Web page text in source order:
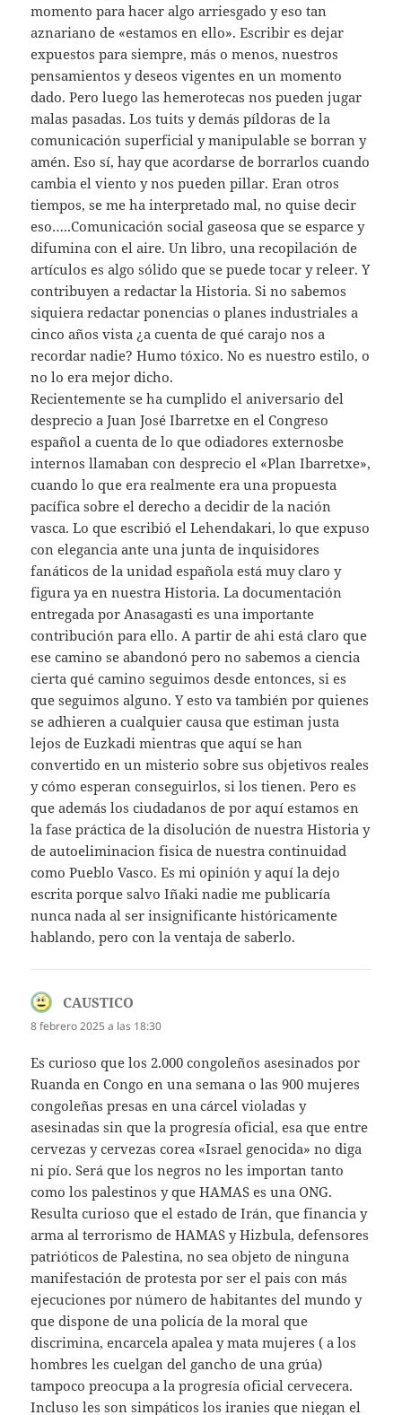
momento para hacer algo arriesgado y eso tan
aznariano de «estamos en ello». Escribir es dejar
expuestos para siempre, más o menos, nuestros
pensamientos y deseos vigentes en un momento
dado. Pero luego las hemerotecas nos pueden jugar
malas pasadas. Los tuits y demás píldoras de la
comunicación superficial y manipulable se borran y
amén. Eso sí, hay que acordarse de borrarlos cuando
cambia el viento y nos pueden pillar. Eran otros
tiempos, se me ha interpretado mal, no quise decir
eso…..Comunicación social gaseosa que se esparce y
difumina con el aire. Un libro, una recopilación de
artículos es algo sólido que se puede tocar y releer. Y
contribuyen a redactar la Historia. Si no sabemos
siquiera redactar ponencias o planes industriales a
cinco años vista ¿a cuenta de qué carajo nos a
recordar nadie? Humo tóxico. No es nuestro estilo, o
no lo era mejor dicho.
Recientemente se ha cumplido el aniversario del
desprecio a Juan José Ibarretxe en el Congreso
español a cuenta de lo que odiadores externosbe
internos llamaban con desprecio el «Plan Ibarretxe»,
cuando lo que era realmente era una propuesta
pacífica sobre el derecho a decidir de la nación
vasca. Lo que escribió el Lehendakari, lo que expuso
con elegancia ante una junta de inquisidores
fanáticos de la unidad española está muy claro y
figura ya en nuestra Historia. La documentación
entregada por Anasagasti es una importante
contribución para ello. A partir de ahi está claro que
ese camino se abandonó pero no sabemos a ciencia
cierta qué camino seguimos desde entonces, si es
que seguimos alguno. Y esto va también por quienes
se adhieren a cualquier causa que estiman justa
lejos de Euzkadi mientras que aquí se han
convertido en un misterio sobre sus objetivos reales
y cómo esperan conseguirlos, si los tienen. Pero es
que además los ciudadanos de por aquí estamos en
la fase práctica de la disolución de nuestra Historia y
de autoeliminacion fisica de nuestra continuidad
como Pueblo Vasco. Es mi opinión y aquí la dejo
escrita porque salvo Iñaki nadie me publicaría
nunca nada al ser insignificante históricamente
hablando, pero con la ventaja de saberlo.
CAUSTICO
8 febrero 2025 a las 18:30
Es curioso que los 2.000 congoleños asesinados por
Ruanda en Congo en una semana o las 900 mujeres
congoleñas presas en una cárcel violadas y
asesinadas sin que la progresía oficial, esa que entre
cervezas y cervezas corea «Israel genocida» no diga
ni pío. Será que los negros no les importan tanto
como los palestinos y que HAMAS es una ONG.
Resulta curioso que el estado de Irán, que financia y
arma al terrorismo de HAMAS y Hizbula, defensores
patrióticos de Palestina, no sea objeto de ninguna
manifestación de protesta por ser el pais con más
ejecuciones por número de habitantes del mundo y
que dispone de una policía de la moral que
discrimina, encarcela apalea y mata mujeres ( a los
hombres les cuelgan del gancho de una grúa)
tampoco preocupa a la progresía oficial cervecera.
Incluso les son simpáticos los iranies que niegan el